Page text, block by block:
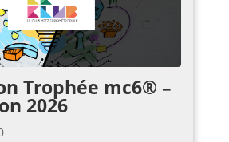
Trophée mc6® –
2026